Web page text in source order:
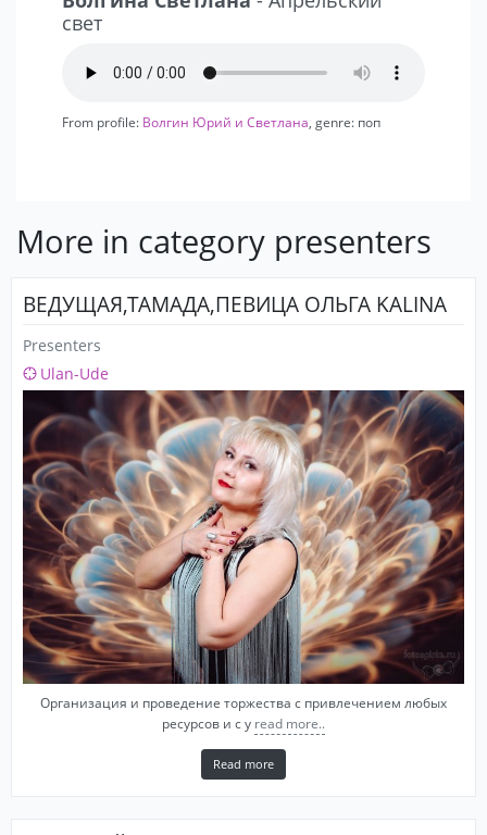
свет
From profile: Волгин Юрий и Светлана , genre: поп
More in category presenters
ВЕДУЩАЯ,ТАМАДА,ПЕВИЦА ОЛЬГА KALINA
Presenters
Ulan-Ude
Организация и проведение торжества с привлечением любых
ресурсов и с у read more..
Read more